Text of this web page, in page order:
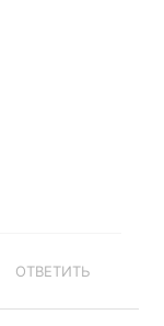
ОТВЕТИТЬ